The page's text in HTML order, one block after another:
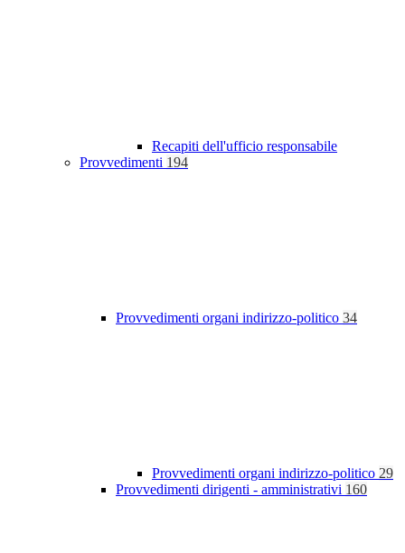
Recapiti dell'ufficio responsabile
Provvedimenti 194
Provvedimenti organi indirizzo-politico 34
Provvedimenti organi indirizzo-politico 29
Provvedimenti dirigenti - amministrativi 160